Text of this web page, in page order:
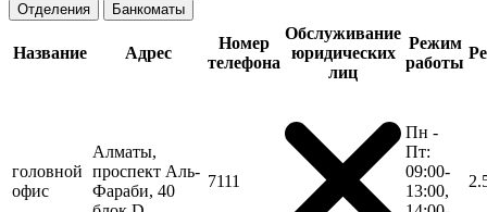
Отделения Банкоматы
Название Адрес
Номер
телефона
Обслуживание
юридических
лиц
Режим
работы
головной
офис
Алматы,
проспект Аль-
Фараби, 40
7111
Пн -
Пт:
09:00-
13:00,